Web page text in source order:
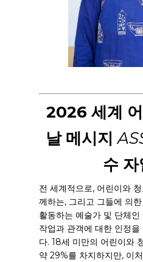
2026 세계
날 메시지
수 자
전 세계적으로, 어린이와
께하는, 그리고 그들에 의
활동하는 예술가 및 단체
작업과 관객에 대한 인정
다. 18세 미만의 어린이와
약 29%를 차지하지만, 이